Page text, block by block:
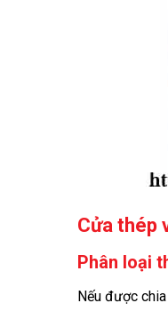
Cửa thép
Phân loại
Nếu được